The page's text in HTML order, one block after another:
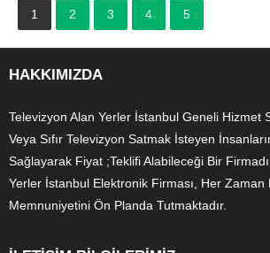
1 2 3 4 5
HAKKIMIZDA
Televizyon Alan Yerler İstanbul Geneli Hizmet
Veya Sıfır Televizyon Satmak İsteyen
Sağlayarak Fiyat ;Teklifi Alabileceği Bir
Yerler İstanbul Elektronik Firması, Her Zaman
Memnuniyetini Ön Planda Tutmaktadır.